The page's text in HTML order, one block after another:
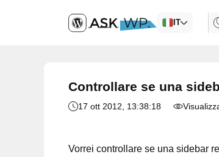
IT
Controllare se una
17 ott 2012 , 13:38:18
Vorrei controllare se una sidebar